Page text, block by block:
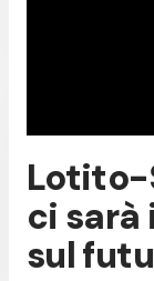
Lotito-
ci sarà
sul